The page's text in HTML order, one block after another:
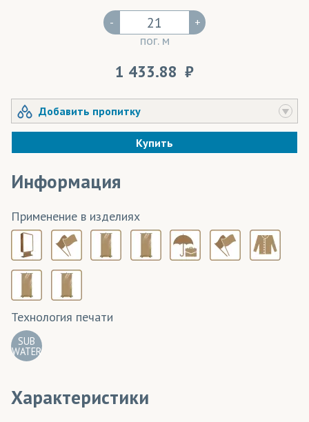
-
пог. м
+
1 433.88
Добавить пропитку
Купить
Информация
Применение в изделиях
Технология печати
SUB
WATER
Характеристики